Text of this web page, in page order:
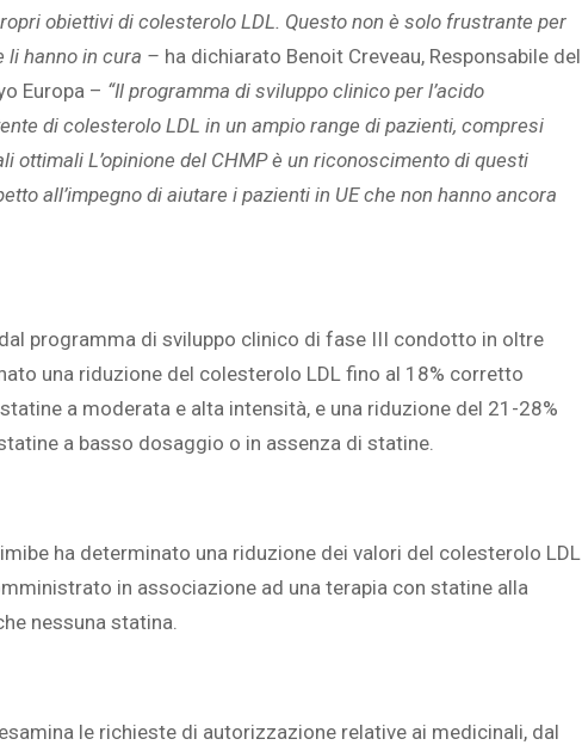
obiettivi di colesterolo LDL. Questo non è solo frustrante per
li hanno in cura – ha dichiarato Benoit Creveau, Responsabile del
Europa – “Il programma di sviluppo clinico per l’acido
di colesterolo LDL in un ampio range di pazienti, compresi
ottimali L’opinione del CHMP è un riconoscimento di questi
all’impegno di aiutare i pazienti in UE che non hanno ancora
programma di sviluppo clinico di fase III condotto in oltre
una riduzione del colesterolo LDL fino al 18% corretto
a moderata e alta intensità, e una riduzione del 21-28%
a basso dosaggio o in assenza di statine.
ha determinato una riduzione dei valori del colesterolo LDL
in associazione ad una terapia con statine alla
nessuna statina.
le richieste di autorizzazione relative ai medicinali, dal